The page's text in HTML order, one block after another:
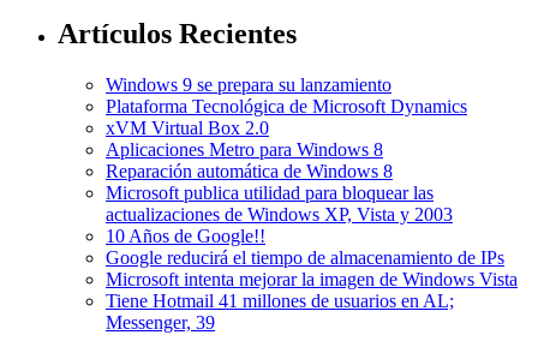
Artículos Recientes
Windows 9 se prepara su lanzamiento
Plataforma Tecnológica de Microsoft Dynamics
xVM Virtual Box 2.0
Aplicaciones Metro para Windows 8
Reparación automática de Windows 8
Microsoft publica utilidad para bloquear las
actualizaciones de Windows XP, Vista y 2003
10 Años de Google!!
Google reducirá el tiempo de almacenamiento de IPs
Microsoft intenta mejorar la imagen de Windows Vista
Tiene Hotmail 41 millones de usuarios en AL;
Messenger, 39